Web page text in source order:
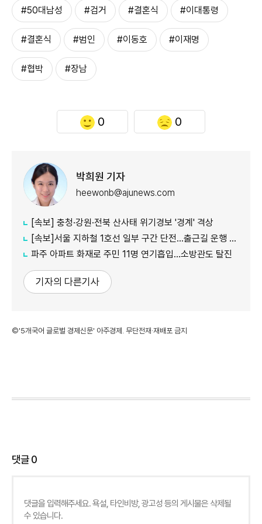
#50대남성 #검거 #결혼식 #이대통령
#결혼식 #범인 #이동호 #이재명
#협박 #장남
0 0
박희원 기자
heewonb@ajunews.com
[속보] 충청·강원·전북 산사태 위기경보 '경계' 격상
[속보]서울 지하철 1호선 일부 구간 단전…출근길 운행 지연
파주 아파트 화재로 주민 11명 연기흡입…소방관도 탈진
기자의 다른기사
©'5개국어 글로벌 경제신문' 아주경제. 무단전재·재배포 금지
댓글0